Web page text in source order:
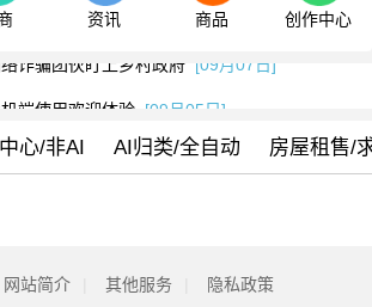
资讯 商品 创作中心
停止使用通知 [05月13日]
端使用欢迎体验 [09月05日]
停止使用通知 [05月13日]
心/非AI AI归类/全自动 房屋租售/
网站简介 其他服务 隐私政策